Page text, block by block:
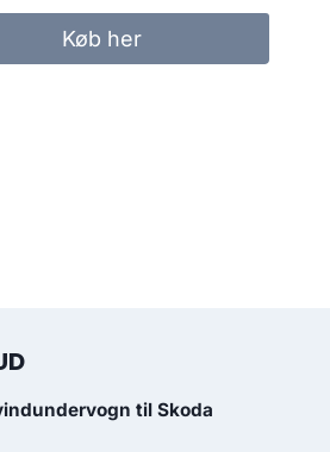
Køb her
til Skoda